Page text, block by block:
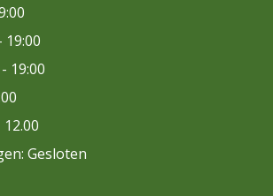
19:00
19:00
Gesloten